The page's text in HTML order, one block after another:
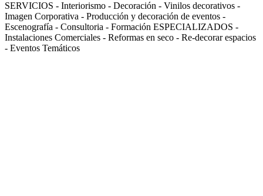
SERVICIOS - Interiorismo - Decoración - Vinilos decorativos -
Imagen Corporativa - Producción y decoración de eventos -
Escenografía - Consultoria - Formación ESPECIALIZADOS -
Instalaciones Comerciales - Reformas en seco - Re-decorar espacios
- Eventos Temáticos